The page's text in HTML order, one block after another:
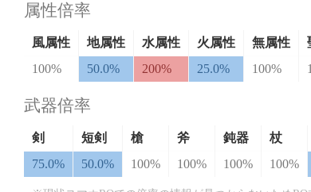
属性倍率
風属性 地属性 水属性 火属性 無属性
100%
50.0% 200% 25.0% 100%
武器倍率
剣 短剣 槍 斧 鈍器 杖
75.0%
50.0% 100% 100% 100% 100%